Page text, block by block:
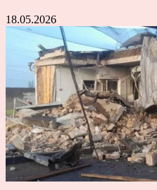
18.05.2026